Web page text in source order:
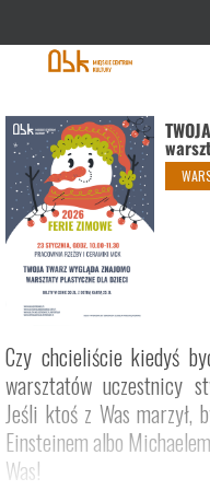
PLN
1452
Czy chcieliście kiedyś
warsztatów uczestnicy
Jeśli ktoś z Was
Einsteinem albo
Was!